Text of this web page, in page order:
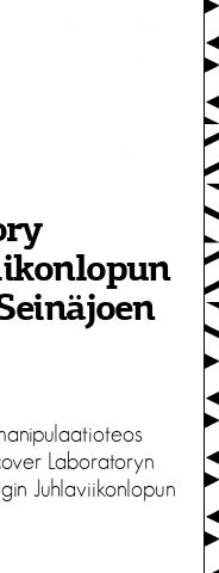
Laboratoryn
Juhlaviikonlopun